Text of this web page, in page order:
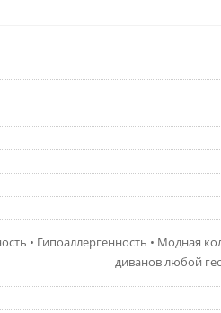
• Гипоаллергенность • Модная
диванов любой